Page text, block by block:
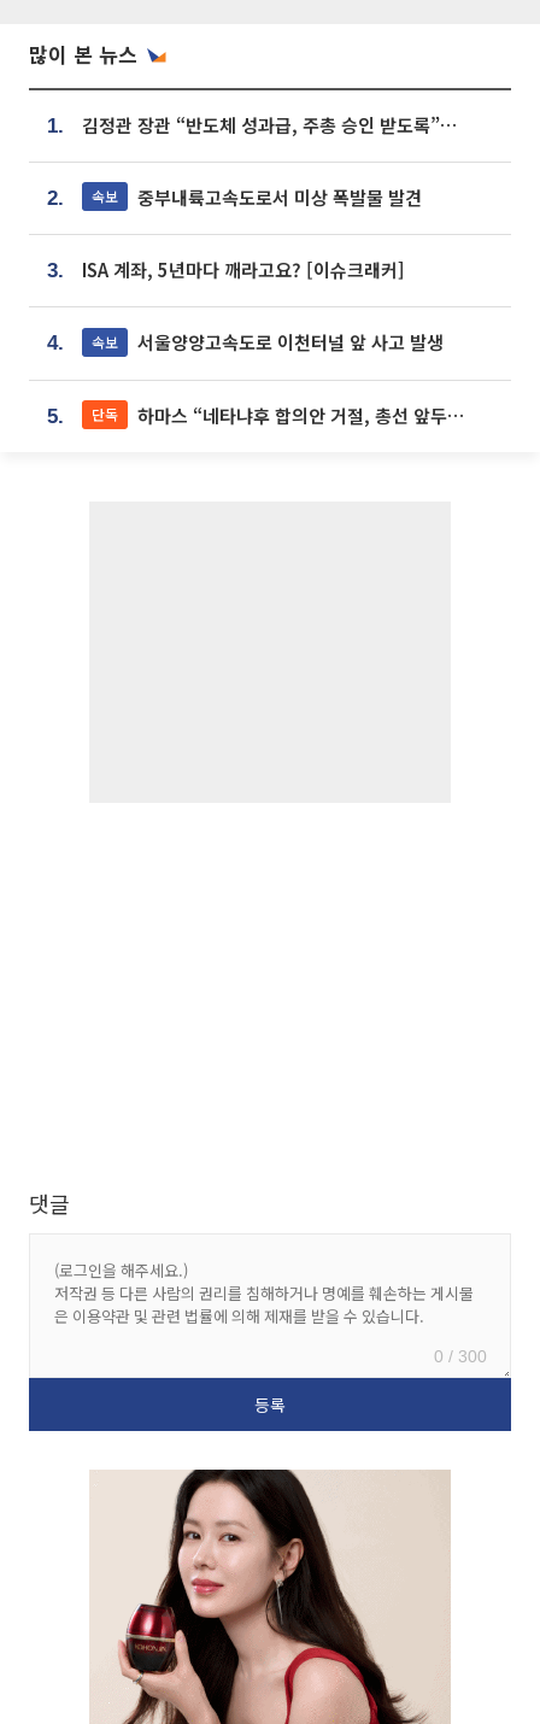
많이 본 뉴스
1. 김정관 장관 “반도체 성과급, 주총 승인 받도록”…상법·자본시장법 개정 시사
2. 속보 중부내륙고속도로서 미상 폭발물 발견
3. ISA 계좌, 5년마다 깨라고요? [이슈크래커]
4. 속보 서울양양고속도로 이천터널 앞 사고 발생
5. 단독 하마스 “네타냐후 합의안 거절, 총선 앞두고 시간 끌기”
댓글
0 / 300